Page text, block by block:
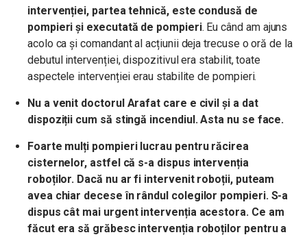
intervenției, partea tehnică, este condusă de
pompieri și executată de pompieri. Eu când am ajuns
acolo ca și comandant al acțiunii deja trecuse o oră de la
debutul intervenției, dispozitivul era stabilit, toate
aspectele intervenției erau stabilite de pompieri.
Nu a venit doctorul Arafat care e civil și a dat
dispoziții cum să stingă incendiul. Asta nu se face.
Foarte mulți pompieri lucrau pentru răcirea
cisternelor, astfel că s-a dispus intervenția
roboților. Dacă nu ar fi intervenit roboții, puteam
avea chiar decese în rândul colegilor pompieri. S-a
dispus cât mai urgent intervenția acestora. Ce am
făcut era să grăbesc intervenția roboților pentru a